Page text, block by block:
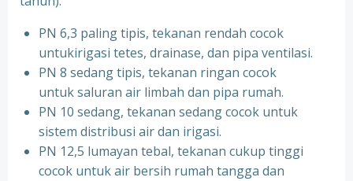
PN 6,3 paling tipis, tekanan rendah cocok
untukirigasi tetes, drainase, dan pipa ventilasi.
PN 8 sedang tipis, tekanan ringan cocok
untuk saluran air limbah dan pipa rumah.
PN 10 sedang, tekanan sedang cocok untuk
sistem distribusi air dan irigasi.
PN 12,5 lumayan tebal, tekanan cukup tinggi
cocok untuk air bersih rumah tangga dan